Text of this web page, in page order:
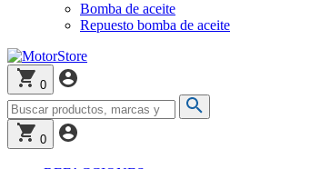
Bomba de aceite
Repuesto bomba de aceite
0
0